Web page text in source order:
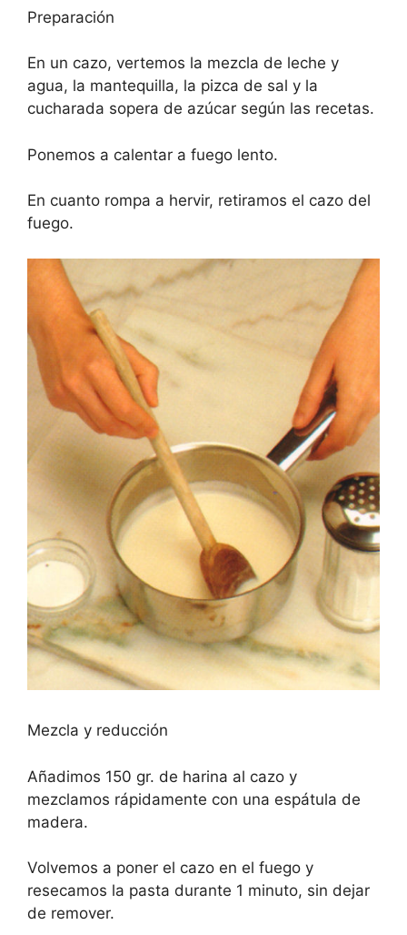
Preparación
En un cazo, vertemos la mezcla de leche y
agua, la mantequilla, la pizca de sal y la
cucharada sopera de azúcar según las recetas.
Ponemos a calentar a fuego lento.
En cuanto rompa a hervir, retiramos el cazo del
fuego.
Mezcla y reducción
Añadimos 150 gr. de harina al cazo y
mezclamos rápidamente con una espátula de
madera.
Volvemos a poner el cazo en el fuego y
resecamos la pasta durante 1 minuto, sin dejar
de remover.